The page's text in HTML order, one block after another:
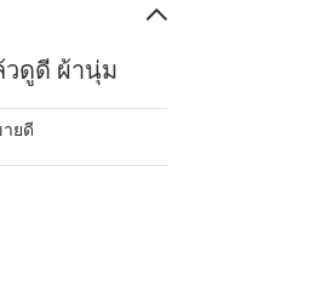
วดูดี ผ้านุ่ม
ยดี